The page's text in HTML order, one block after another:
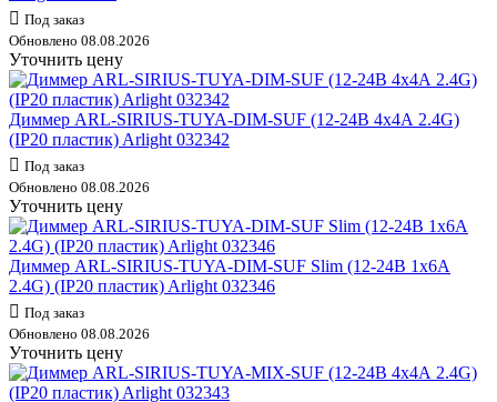
Под заказ
Обновлено 08.08.2026
Уточнить цену
Диммер ARL-SIRIUS-TUYA-DIM-SUF (12-24В 4х4А 2.4G)
(IP20 пластик) Arlight 032342
Под заказ
Обновлено 08.08.2026
Уточнить цену
Диммер ARL-SIRIUS-TUYA-DIM-SUF Slim (12-24В 1х6А
2.4G) (IP20 пластик) Arlight 032346
Под заказ
Обновлено 08.08.2026
Уточнить цену